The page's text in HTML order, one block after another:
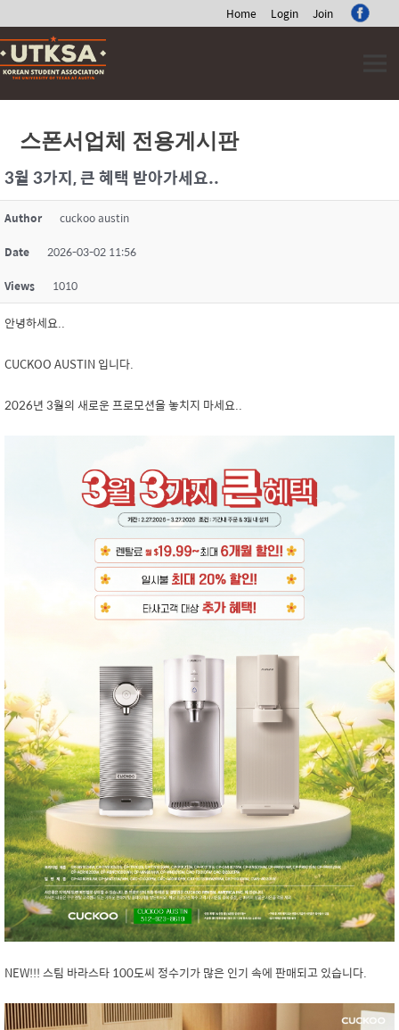
Home Login Join
Skip
to
content
스폰서업체 전용게시판
3월 3가지, 큰 혜택 받아가세요..
Author cuckoo austin
Date 2026-03-02 11:56
Views 1010
안녕하세요..
CUCKOO AUSTIN 입니다.
2026년 3월의 새로운 프로모션을 놓치지 마세요..
NEW!!! 스팀 바라스타 100도씨 정수기가 많은 인기 속에 판매되고 있습니다.